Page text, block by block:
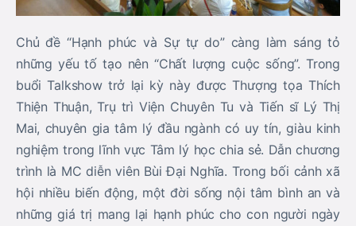
Chủ đề “Hạnh phúc và Sự tự do” càng làm sáng tỏ
những yếu tố tạo nên “Chất lượng cuộc sống”. Trong
buổi Talkshow trở lại kỳ này được Thượng tọa Thích
Thiện Thuận, Trụ trì Viện Chuyên Tu và Tiến sĩ Lý Thị
Mai, chuyên gia tâm lý đầu ngành có uy tín, giàu kinh
nghiệm trong lĩnh vực Tâm lý học chia sẻ. Dẫn chương
trình là MC diễn viên Bùi Đại Nghĩa. Trong bối cảnh xã
hội nhiều biến động, một đời sống nội tâm bình an và
những giá trị mang lại hạnh phúc cho con người ngày